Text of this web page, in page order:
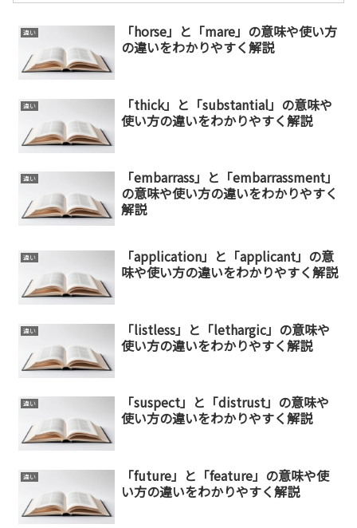
違い
「horse」と「mare」の意味や使い方
の違いをわかりやすく解説
違い
「thick」と「substantial」の意味や
使い方の違いをわかりやすく解説
違い
「embarrass」と「embarrassment」
の意味や使い方の違いをわかりやすく
解説
違い
「application」と「applicant」の意
味や使い方の違いをわかりやすく解説
違い
「listless」と「lethargic」の意味や
使い方の違いをわかりやすく解説
違い
「suspect」と「distrust」の意味や
使い方の違いをわかりやすく解説
違い
「future」と「feature」の意味や使
い方の違いをわかりやすく解説